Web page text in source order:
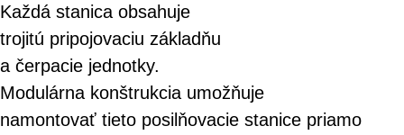
Každá stanica obsahuje
trojitú pripojovaciu základňu
a čerpacie jednotky.
Modulárna konštrukcia umožňuje
namontovať tieto posilňovacie stanice priamo